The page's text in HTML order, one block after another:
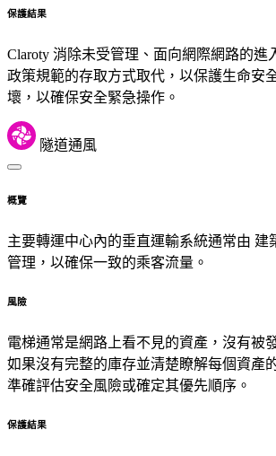
保護結果
Claroty 消除未受管理、面向網際網路的進
政策規範的存取方式取代，以保護生命安
壞，以確保安全緊急操作。
隧道通風
概覽
主要轉運中心內的垂直運輸系統通常由 建
管理，以確保一致的乘客流量。
風險
電梯通常是網路上看不見的資產，沒有被
如果沒有完整的庫存並清楚瞭解每個資產
準確評估安全風險或確定其優先順序。
保護結果